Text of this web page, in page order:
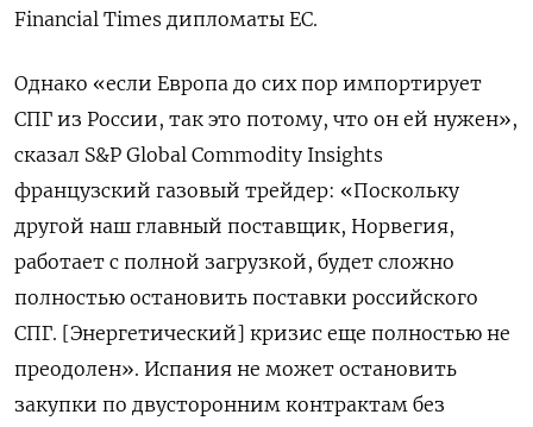
Financial Times дипломаты ЕС.
Однако «если Европа до сих пор импортирует
СПГ из России, так это потому, что он ей нужен»,
сказал S&P Global Commodity Insights
французский газовый трейдер: «Поскольку
другой наш главный поставщик, Норвегия,
работает с полной загрузкой, будет сложно
полностью остановить поставки российского
СПГ. [Энергетический] кризис еще полностью не
преодолен». Испания не может остановить
закупки по двусторонним контрактам без